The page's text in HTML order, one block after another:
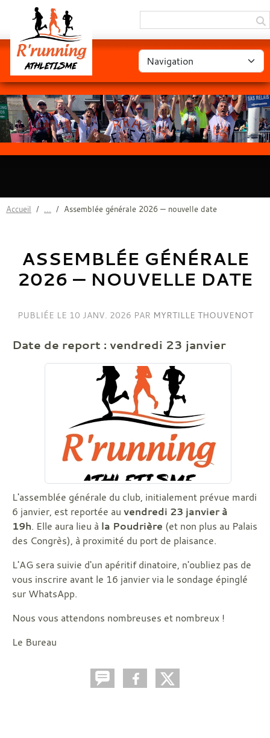
Accueil Assemblée générale 2026 — nouvelle date
ASSEMBLÉE GÉNÉRALE
2026 — NOUVELLE DATE
PUBLIÉE LE 10 JANV. 2026 PAR MYRTILLE THOUVENOT
Date de report : vendredi 23 janvier
L'assemblée générale du club, initialement prévue mardi
6 janvier, est reportée au vendredi 23 janvier à
19h. Elle aura lieu à la Poudrière (et non plus au Palais
des Congrès), à proximité du port de plaisance.
L'AG sera suivie d'un apéritif dinatoire, n'oubliez pas de
vous inscrire avant le 16 janvier via le sondage épinglé
sur WhatsApp.
Nous vous attendons nombreuses et nombreux !
Le Bureau
Panneau de gestion des cookies